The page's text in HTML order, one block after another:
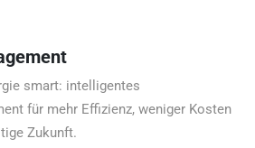
smart: intelligentes
für mehr Effizienz, weniger Kosten
Zukunft.